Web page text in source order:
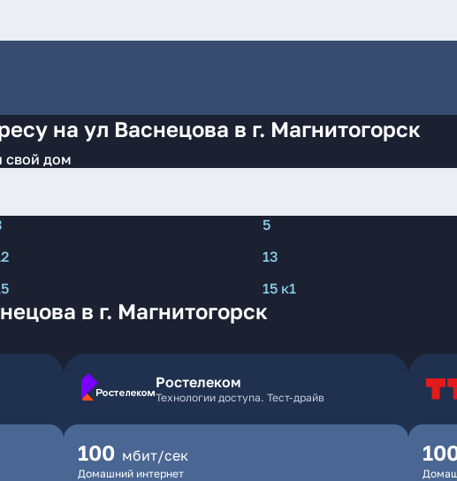
на ул Васнецова в г. Магнитогорск
свой дом
5
13
15 к1
в г. Магнитогорск
Ростелеком
Технологии доступа. Тест-драйв
100 мбит/сек
Домашний интернет